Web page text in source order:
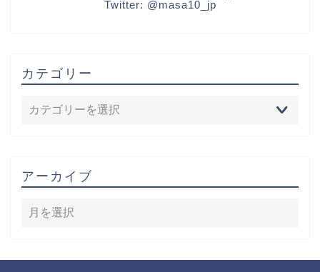
Twitter: @masa10_jp
カテゴリー
アーカイブ